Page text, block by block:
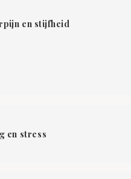
en stijfheid
en stress